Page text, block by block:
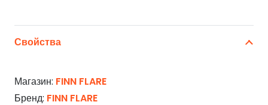
Свойства
Магазин: FINN FLARE
Бренд: FINN FLARE